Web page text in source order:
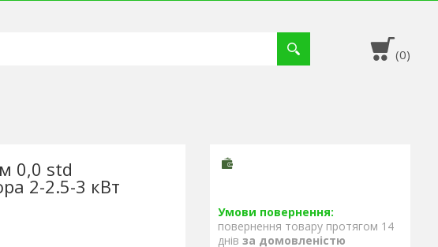
0,0 std
2-2.5-3 кВт
повернення товару протягом 14
днів за домовленістю